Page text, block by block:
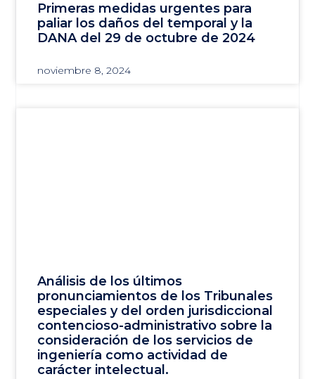
Primeras medidas urgentes para
paliar los daños del temporal y la
DANA del 29 de octubre de 2024
noviembre 8, 2024
Análisis de los últimos
pronunciamientos de los Tribunales
especiales y del orden jurisdiccional
contencioso-administrativo sobre la
consideración de los servicios de
ingeniería como actividad de
carácter intelectual.